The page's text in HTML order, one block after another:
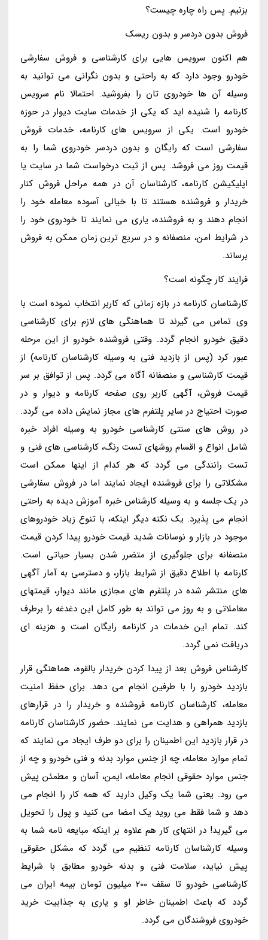
بزنیم. پس راه چاره چیست؟
فروش بدون دردسر و بدون ریسک
هم اکنون سرویس هایی برای کارشناسی و فروش سفارشی
خودرو وجود دارد که به راحتی و بدون نگرانی می توانید به
وسیله آن ها خودروی تان را بفروشید. احتمالا نام سرویس
کارنامه را شنیده اید که یکی از خدمات سایت دیوار در حوزه
خودرو است. یکی از سرویس های کارنامه، خدمات فروش
سفارشی است که رایگان و بدون دردسر خودروی شما را به
قیمت روز می فروشد. پس از ثبت درخواست شما در سایت یا
اپلیکیشن کارنامه، کارشناسان آن در همه مراحل فروش کنار
خریدار و فروشنده هستند تا با خیالی آسوده معامله خود را
انجام دهند و به فروشنده، یاری می نمایند تا خودروی خود را
در شرایط امن، منصفانه و در سریع ترین زمان ممکن به فروش
برساند.
فرایند کار چگونه است؟
کارشناسان کارنامه در بازه زمانی که کاربر انتخاب نموده است با
وی تماس می گیرند تا هماهنگی های لازم برای کارشناسی
دقیق خودرو انجام گردد. وقتی فروشنده خودرو از این مرحله
عبور کرد (پس از بازدید فنی به وسیله کارشناسان کارنامه) از
قیمت کارشناسی و منصفانه آگاه می گردد. پس از توافق بر سر
قیمت فروش، آگهی کاربر روی صفحه کارنامه و دیوار و در
صورت احتیاج در سایر پلتفرم های مجاز نمایش داده می گردد.
در روش های سنتی کارشناسی خودرو به وسیله افراد خبره
شامل انواع و اقسام روشهای تست رنگ، کارشناسی های فنی و
تست رانندگی می گردد که هر کدام از اینها ممکن است
مشکلاتی را برای فروشنده ایجاد نمایند اما در فروش سفارشی
در یک جلسه و به وسیله کارشناس خبره آموزش دیده به راحتی
انجام می پذیرد. یک نکته دیگر اینکه، با تنوع زیاد خودروهای
موجود در بازار و نوسانات شدید قیمت خودرو پیدا کردن قیمت
منصفانه برای جلوگیری از متضرر شدن بسیار حیاتی است.
کارنامه با اطلاع دقیق از شرایط بازار، و دسترسی به آمار آگهی
های منتشر شده در پلتفرم های مجازی مانند دیوار، قیمتهای
معاملاتی و به روز می تواند به طور کامل این دغدغه را برطرف
کند. تمام این خدمات در کارنامه رایگان است و هزینه ای
دریافت نمی گردد.
کارشناس فروش بعد از پیدا کردن خریدار بالقوه، هماهنگی قرار
بازدید خودرو را با طرفین انجام می دهد. برای حفظ امنیت
معامله، کارشناسان کارنامه فروشنده و خریدار را در قرارهای
بازدید همراهی و هدایت می نمایند. حضور کارشناسان کارنامه
در قرار بازدید این اطمینان را برای دو طرف ایجاد می نمایند که
تمام موارد معامله، چه از جنس موارد بدنه و فنی خودرو و چه از
جنس موارد حقوقی انجام معامله، ایمن، آسان و مطمئن پیش
می رود. یعنی شما یک وکیل دارید که همه کار را انجام می
دهد و شما فقط می روید یک امضا می کنید و پول را تحویل
می گیرید! در انتهای کار هم علاوه بر اینکه مبایعه نامه شما به
وسیله کارشناسان کارنامه تنظیم می گردد که مشکل حقوقی
پیش نیاید، سلامت فنی و بدنه خودرو مطابق با شرایط
کارشناسی خودرو تا سقف 200 میلیون تومان بیمه ایران می
گردد که باعث اطمینان خاطر او و یاری به جذابیت خرید
خودروی فروشندگان می گردد.